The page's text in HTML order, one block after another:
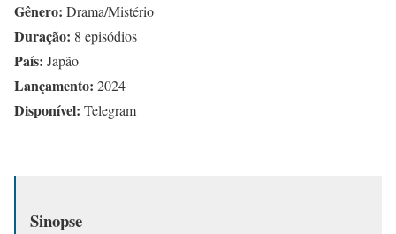
Gênero: Drama/Mistério
Duração: 8 episódios
País: Japão
Lançamento: 2024
Disponível: Telegram
Sinopse